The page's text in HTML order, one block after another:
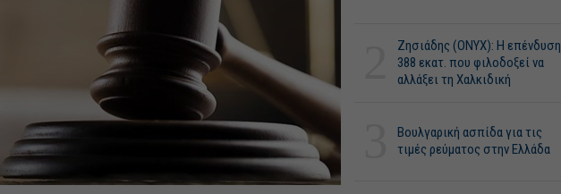
Ζησιάδης (ONYX): Η επένδυση
388 εκατ. που φιλοδοξεί να
αλλάξει τη Χαλκιδική
Βουλγαρική ασπίδα για τις
τιμές ρεύματος στην Ελλάδα